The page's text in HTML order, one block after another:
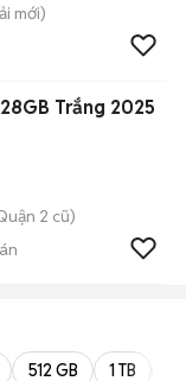
mới)
Trắng 2025
2 cũ)
512 GB 1 TB